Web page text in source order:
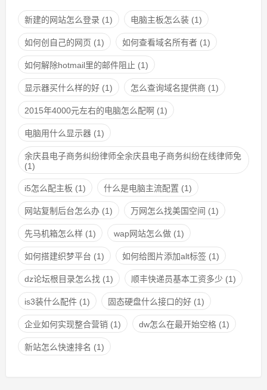
新建的网站怎么登录 (1) 电脑主板怎么装(1)
如何创自己的网页 (1) 如何查看域名所有者(1)
如何解除hotmail里的邮件阻止 (1)
显示器买什么样的好(1) 怎么查询域名提供商 (1)
2015年4000元左右的电脑怎么配啊(1)
电脑用什么显示器(1)
余庆县电子商务纠纷律师全余庆县电子商务纠纷在线律师免
(1)
i5怎么配主板 (1) 什么是电脑主流配置 (1)
网站复制后台怎么办(1) 万网怎么找美国空间 (1)
先马机箱怎么样(1) wap网站怎么做(1)
如何搭建织梦平台 (1) 如何给图片添加alt标签(1)
dz论坛根目录怎么找(1) 顺丰快递员基本工资多少 (1)
is3装什么配件(1) 固态硬盘什么接口的好(1)
企业如何实现整合营销 (1) dw怎么在最开始空格(1)
新站怎么快速排名 (1)